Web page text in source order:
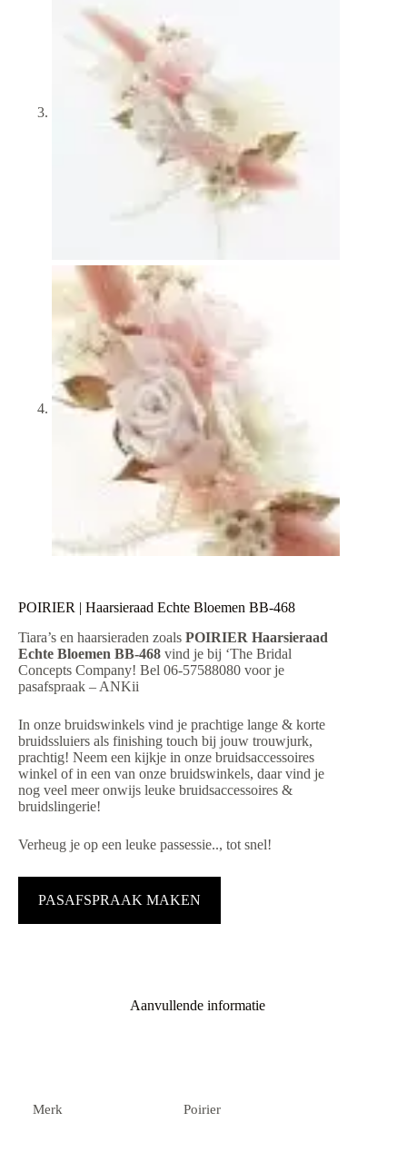
POIRIER | Haarsieraad Echte Bloemen BB-468
Tiara’s en haarsieraden zoals POIRIER Haarsieraad
Echte Bloemen BB-468 vind je bij ‘The Bridal
Concepts Company! Bel 06-57588080 voor je
pasafspraak – ANKii
In onze bruidswinkels vind je prachtige lange & korte
bruidssluiers als finishing touch bij jouw trouwjurk,
prachtig! Neem een kijkje in onze bruidsaccessoires
winkel of in een van onze bruidswinkels, daar vind je
nog veel meer onwijs leuke bruidsaccessoires &
bruidslingerie!
Verheug je op een leuke passessie.., tot snel!
PASAFSPRAAK MAKEN
Aanvullende informatie
Merk Poirier